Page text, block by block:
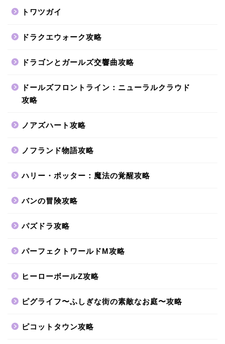
トワツガイ
ドラクエウォーク攻略
ドラゴンとガールズ交響曲攻略
ドールズフロントライン：ニューラルクラウド
攻略
ノアズハート攻略
ノフランド物語攻略
ハリー・ポッター：魔法の覚醒攻略
バンの冒険攻略
パズドラ攻略
パーフェクトワールドM攻略
ヒーローボールZ攻略
ピグライフ〜ふしぎな街の素敵なお庭〜攻略
ピコットタウン攻略